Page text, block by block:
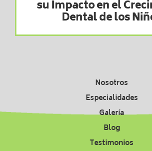
su Impacto en el
Dental de los
Nosotros
Especialidades
Galería
Blog
Testimonios